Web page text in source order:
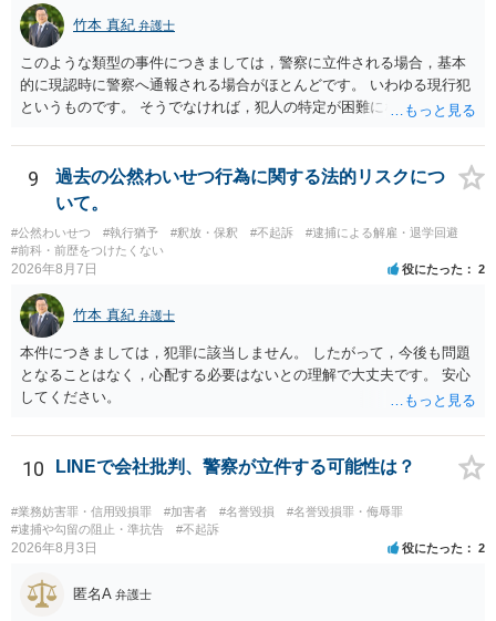
竹本 真紀 弁護士
このような類型の事件につきましては，警察に立件される場合，基本
的に現認時に警察へ通報される場合がほとんどです。 いわゆる現行犯
というものです。 そうでなければ，犯人の特定が困難になってしまい
（事件性）とともに，誰の行為かの判断がされる（犯人性）が必要な
のですが，現認時に警察が臨場できる場合以外は，基本的に犯人性を
特定することができません。もちろん，常習性が顕著で，既に前科を
有していて警察に把握されていれば別ですが，そのような方は，この
ような場所に質問を掲げてくることはありません。心配・不安になる
ことはよくわかるのですが，心配・不安を感じている方は，警察に把
ません。したがって，自分が犯人であるとされることはないのです。
ですから，相談者の場合は，大丈夫です。安心してください。それで
は，①～③に答えます。 ①について 腕の動き，女性への向かい方をみ
れば，酔っていて偶然の出来事か，意図的に偶然を装うように触った
のかは，わかります。触る瞬間ではなくて，触るまでの状況の方が重
いているわけではありません。腕の振り方も，そのときだけ偶然大き
くなるわけではありません。ですから，本件では，意図的だと疑われ
ることはないと思います。その雰囲気は，当たってしまった女性にも
伝わっていたのでしょう。ですから大丈夫です。なお，故意は，主観
面の話なので，防犯カメラの映像で決められることはありません。本
人の話（故意を否認する話）が実際の状況と矛盾しないかだけの話で
ないと思います。 ③について ②がないので，③はそもそもないことが
9
過去の公然わいせつ行為に関する法的リスクにつ
いて。
#公然わいせつ #執行猶予 #釈放・保釈 #不起訴
#逮捕による解雇・退学回避
#前科・前歴をつけたくない
2026年8月7日 役にたった 2
竹本 真紀 弁護士
本件につきましては，犯罪に該当しません。 したがって，今後も問題
となることはなく，心配する必要はないとの理解で大丈夫です。 安心
してください。
10 LINEで会社批判、警察が立件する可能性は？
#業務妨害罪・信用毀損罪 #加害者 #名誉毀損
#名誉毀損罪・侮辱罪
#逮捕や勾留の阻止・準抗告
#不起訴
2026年8月3日 役にたった 2
匿名A 弁護士